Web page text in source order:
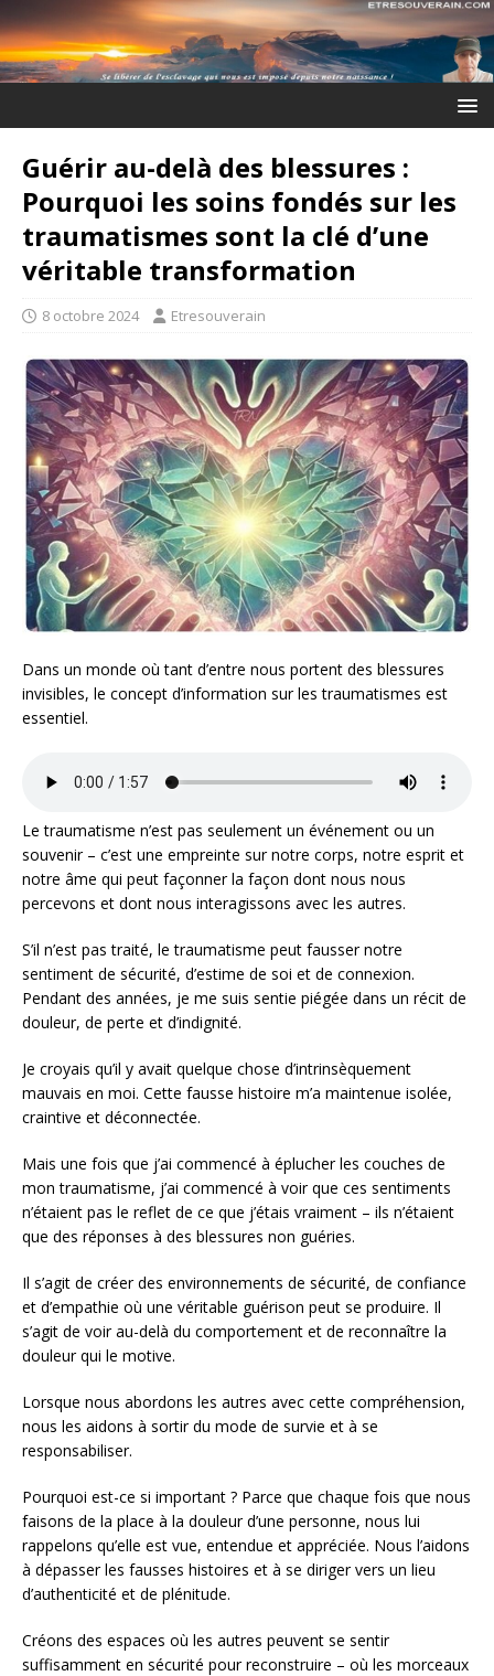
Guérir au-delà des blessures :
Pourquoi les soins fondés sur les
traumatismes sont la clé d’une
véritable transformation
8 octobre 2024 Etresouverain
Dans un monde où tant d’entre nous portent des blessures
invisibles, le concept d’information sur les traumatismes est
essentiel.
Le traumatisme n’est pas seulement un événement ou un
souvenir – c’est une empreinte sur notre corps, notre esprit et
notre âme qui peut façonner la façon dont nous nous
percevons et dont nous interagissons avec les autres.
S’il n’est pas traité, le traumatisme peut fausser notre
sentiment de sécurité, d’estime de soi et de connexion.
Pendant des années, je me suis sentie piégée dans un récit de
douleur, de perte et d’indignité.
Je croyais qu’il y avait quelque chose d’intrinsèquement
mauvais en moi. Cette fausse histoire m’a maintenue isolée,
craintive et déconnectée.
Mais une fois que j’ai commencé à éplucher les couches de
mon traumatisme, j’ai commencé à voir que ces sentiments
n’étaient pas le reflet de ce que j’étais vraiment – ils n’étaient
que des réponses à des blessures non guéries.
Il s’agit de créer des environnements de sécurité, de confiance
et d’empathie où une véritable guérison peut se produire. Il
s’agit de voir au-delà du comportement et de reconnaître la
douleur qui le motive.
Lorsque nous abordons les autres avec cette compréhension,
nous les aidons à sortir du mode de survie et à se
responsabiliser.
Pourquoi est-ce si important ? Parce que chaque fois que nous
faisons de la place à la douleur d’une personne, nous lui
rappelons qu’elle est vue, entendue et appréciée. Nous l’aidons
à dépasser les fausses histoires et à se diriger vers un lieu
d’authenticité et de plénitude.
Créons des espaces où les autres peuvent se sentir
suffisamment en sécurité pour reconstruire – où les morceaux